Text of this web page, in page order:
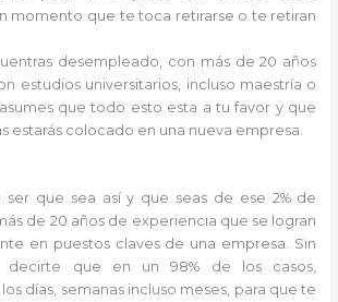
momento que te toca retirarse o te retiran
desempleado, con más de 20 años
estudios universitarios, incluso maestría o
que todo esto esta a tu favor y que
estarás colocado en una nueva empresa.
ser que sea así y que seas de ese 2% de
de 20 años de experiencia que se logran
en puestos claves de una empresa. Sin
decirte que en un 98% de los casos,
días, semanas incluso meses, para que te